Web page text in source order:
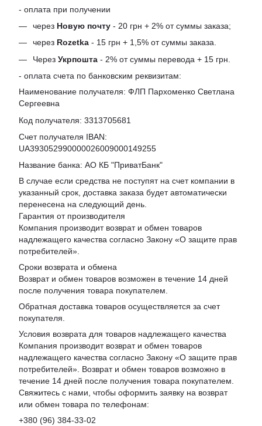
- оплата при получении
через Новую почту - 20 грн + 2% от суммы заказа;
через Rozetka - 15 грн + 1,5% от суммы заказа.
Через Укрпошта - 2% от суммы перевода + 15 грн.
- оплата счета по банковским реквизитам:
Наименование получателя: ФЛП Пархоменко Светлана
Сергеевна
Код получателя: 3313705681
Счет получателя IBAN:
UA393052990000026009000149255
Название банка: АО КБ "ПриватБанк"
В случае если средства не поступят на счет компании в
указанный срок, доставка заказа будет автоматически
перенесена на следующий день.
Гарантия от производителя
Компания производит возврат и обмен товаров
надлежащего качества согласно Закону «О защите прав
потребителей».
Сроки возврата и обмена
Возврат и обмен товаров возможен в течение 14 дней
после получения товара покупателем.
Обратная доставка товаров осуществляется за счет
покупателя.
Условия возврата для товаров надлежащего качества
Компания производит возврат и обмен товаров
надлежащего качества согласно Закону «О защите прав
потребителей». Возврат и обмен товаров возможно в
течение 14 дней после получения товара покупателем.
Свяжитесь с нами, чтобы оформить заявку на возврат
или обмен товара по телефонам:
+380 (96) 384-33-02